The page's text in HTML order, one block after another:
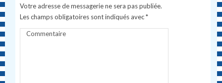
Votre adresse de messagerie ne sera pas publiée.
Les champs obligatoires sont indiqués avec*
Commentaire